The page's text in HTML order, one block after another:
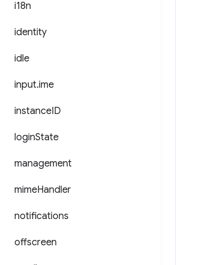
i18n
identity
idle
input.ime
instanceID
loginState
management
mimeHandler
notifications
offscreen